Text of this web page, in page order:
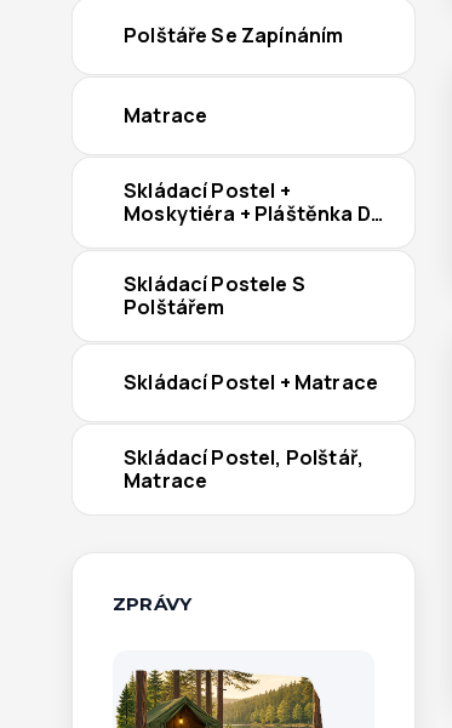
Polštáře Se Zapínáním
Matrace
Skládací Postel +
Moskytiéra + Pláštěnka Do
Skládací Postele S
Polštářem
Skládací Postel + Matrace
Skládací Postel, Polštář,
Matrace
ZPRÁVY